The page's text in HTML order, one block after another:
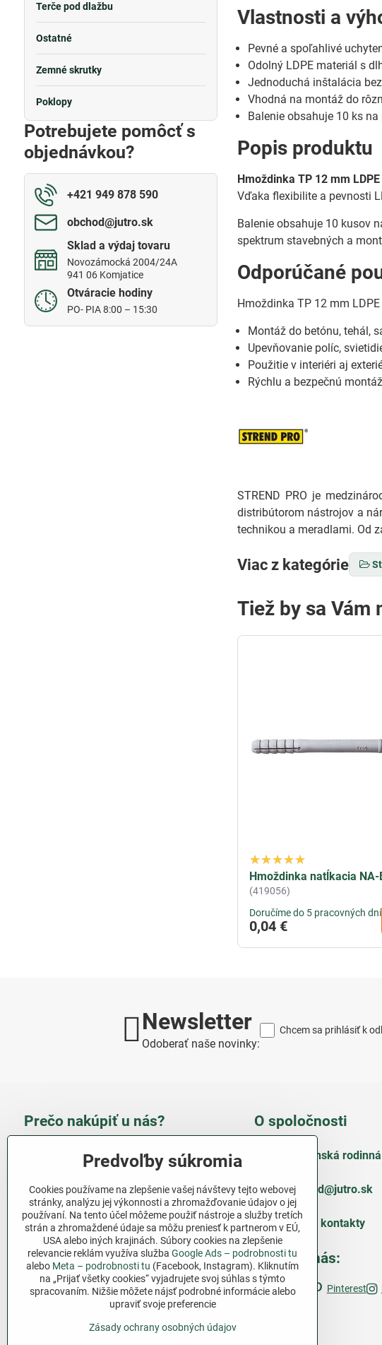
Vlastnosti a
Pevné a spoľahlivé
Odolný LDPE materiál s
Jednoduchá inštalácia
Vhodná na montáž do
Balenie obsahuje 10 ks na
Popis produktu
Hmoždinka TP 12 mm
Vďaka flexibilite a pevnosti
Balenie obsahuje 10 kusov
spektrum stavebných a
Odporúčané
Hmoždinka TP 12 mm
Montáž do betónu, tehál,
Upevňovanie políc,
Použitie v interiéri aj
Rýchlu a bezpečnú
STREND PRO je
distribútorom nástrojov a
technikou a meradlami. Od
Viac z kategórie
Tiež by sa Vám
Hmoždinka natĺkacia NA-
(419056)
Doručíme do 5 pracovných dní
0,04 €
Terče pod dlažbu
Ostatné
Zemné skrutky
Poklopy
Potrebujete pomôcť s
objednávkou?
+421 949 878 590
obchod​@jutro​.sk
Sklad a výdaj tovaru
Novozámocká 2004/24A
941 06 Komjatice
Otváracie hodiny
PO- PIA 8:00 – 15:30
Newsletter
Odoberať naše novinky:
Chcem sa prihlásiť k
Prečo nakúpiť u nás?
Takmer 100 % spokojných
zákazníkov
Nízka cena produktov - ušetríte
Rýchla komunikácia - mail
Pri nákupe nad 69 € doprava
zadarmo
Pri nákupe nad 39 € darček na
O spoločnosti
Slovenská
obchod​@jutro​.sk
Ďalšie kontakty
Sledujte nás:
Facebook Pinterest
Predvoľby súkromia
Cookies používame na zlepšenie vašej návštevy tejto webovej
stránky, analýzu jej výkonnosti a zhromažďovanie údajov o jej
používaní. Na tento účel môžeme použiť nástroje a služby tretích
strán a zhromaždené údaje sa môžu preniesť k partnerom v EÚ,
USA alebo iných krajinách. Súbory cookies na zlepšenie
relevancie reklám využíva služba Google Ads – podrobnosti tu
alebo Meta – podrobnosti tu (Facebook, Instagram). Kliknutím
na „Prijať všetky cookies“ vyjadrujete svoj súhlas s týmto
spracovaním. Nižšie môžete nájsť podrobné informácie alebo
upraviť svoje preferencie
Zásady ochrany osobných údajov